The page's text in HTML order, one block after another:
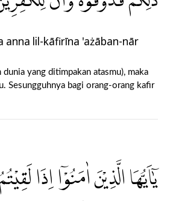
anna lil-kāfirīna 'ażāban-nār
yang ditimpakan atasmu), maka
Sesungguhnya bagi orang-orang kafir
يٰٓاَيُّهَا الَّذِيْنَ اٰمَنُوْٓا اِذَا